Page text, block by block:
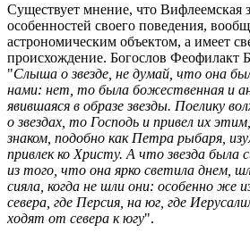
Существует мнение, что Вифлеемская
особенностей своего поведения,
астрономическим объектом, а имеет
происхождение. Богослов Феофилакт
"Слыша о звезде, не думай, что она
нами: нет, то была божественная и
явившаяся в образе звезды. Поелику
о звездах, то Господь и привел их
знаком, подобно как Петра рыбаря,
привлек ко Христу. А что звезда была
из того, что она ярко светила днем,
сияла, когда не шли они: особенно же
севера, где Персия, на юг, где
ходят от севера к югу".